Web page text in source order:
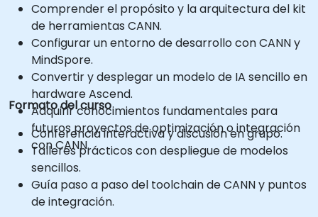
Comprender el propósito y la arquitectura del kit
de herramientas CANN.
Configurar un entorno de desarrollo con CANN y
MindSpore.
Convertir y desplegar un modelo de IA sencillo en
hardware Ascend.
Adquirir conocimientos fundamentales para
futuros proyectos de optimización o integración
con CANN.
Formato del curso
Conferencia interactiva y discusión en grupo.
Talleres prácticos con despliegue de modelos
sencillos.
Guía paso a paso del toolchain de CANN y puntos
de integración.